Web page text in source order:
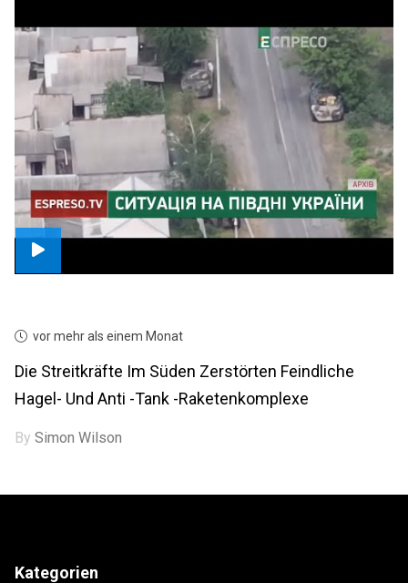
vor mehr als einem Monat
Die Streitkräfte Im Süden Zerstörten Feindliche
Hagel- Und Anti -Tank -Raketenkomplexe
BySimon Wilson
Kategorien